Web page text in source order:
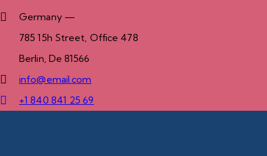
Germany —
785 15h Street, Office 478
Berlin, De 81566
info@email.com
+1 840 841 25 69